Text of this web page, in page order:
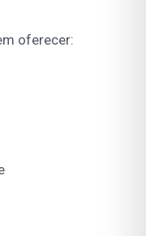
oferecer: